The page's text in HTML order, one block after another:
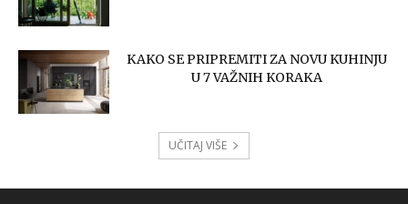
KAKO SE PRIPREMITI ZA NOVU KUHINJU
U 7 VAŽNIH KORAKA
UČITAJ VIŠE